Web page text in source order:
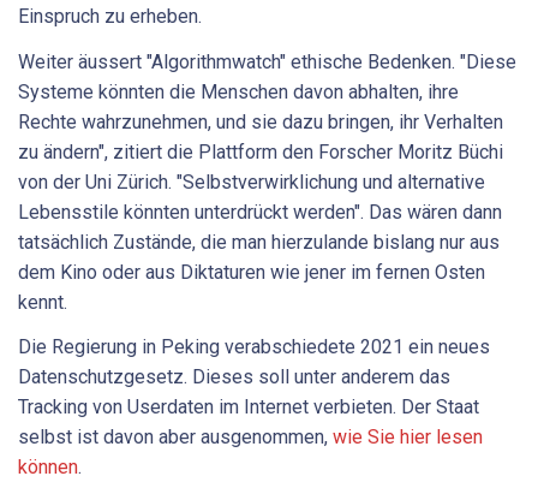
Einspruch zu erheben.
Weiter äussert "Algorithmwatch" ethische Bedenken. "Diese
Systeme könnten die Menschen davon abhalten, ihre
Rechte wahrzunehmen, und sie dazu bringen, ihr Verhalten
zu ändern", zitiert die Plattform den Forscher Moritz Büchi
von der Uni Zürich. "Selbstverwirklichung und alternative
Lebensstile könnten unterdrückt werden". Das wären dann
tatsächlich Zustände, die man hierzulande bislang nur aus
dem Kino oder aus Diktaturen wie jener im fernen Osten
kennt.
Die Regierung in Peking verabschiedete 2021 ein neues
Datenschutzgesetz. Dieses soll unter anderem das
Tracking von Userdaten im Internet verbieten. Der Staat
selbst ist davon aber ausgenommen, wie Sie hier lesen
können.